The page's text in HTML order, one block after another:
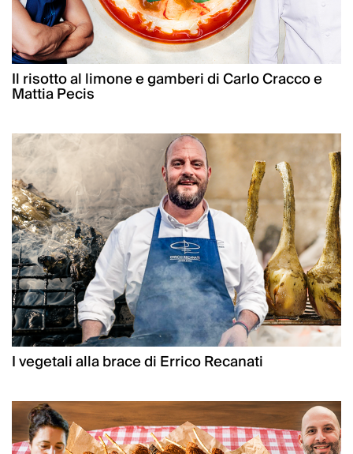
Il risotto al limone e gamberi di Carlo Cracco e
Mattia Pecis
I vegetali alla brace di Errico Recanati